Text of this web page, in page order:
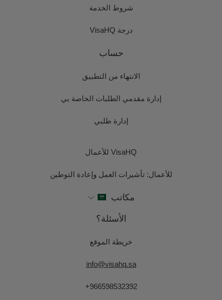
شروط الخدمة
درجة VisaHQ
حساب
الانتهاء من التطبيق
إدارة مقدمي الطلبات الخاصة بي
إدارة طلبي
VisaHQ للأعمال
للأعمال: تأشيرات العمل وإعادة التوطين
مكاتب
الأسئلة؟
خريطة الموقع
info@visahq.sa
+966598532392